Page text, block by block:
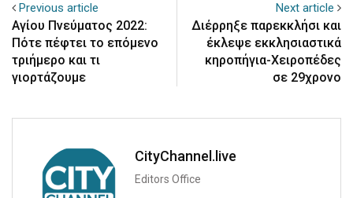
Previous article
Αγίου Πνεύματος 2022:
Πότε πέφτει το επόμενο
τριήμερο και τι
γιορτάζουμε
Next article
Διέρρηξε παρεκκλήσι και
έκλεψε εκκλησιαστικά
κηροπήγια-Χειροπέδες
σε 29χρονο
CityChannel.live
Editors Office